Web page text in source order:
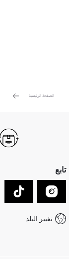
الصفحة الرئيسية
تابع
تغيير البلد